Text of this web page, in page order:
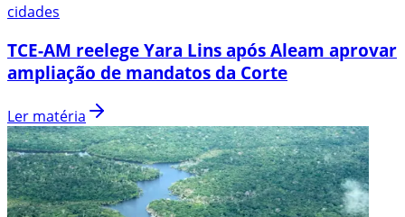
cidades
TCE-AM reelege Yara Lins após Aleam aprovar
ampliação de mandatos da Corte
Ler matéria